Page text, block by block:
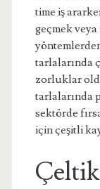
time iş
geçmek
tarlalarında
zorluklar
tarlalarında
sektörde
için çeşitli